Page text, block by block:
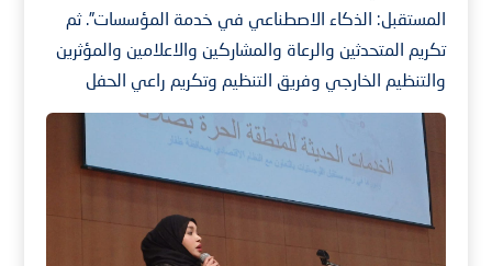
المستقبل: الذكاء الاصطناعي في خدمة المؤسسات”. ثم
تكريم المتحدثين والرعاة والمشاركين والاعلامين والمؤثرين
والتنظيم الخارجي وفريق التنظيم وتكريم راعي الحفل